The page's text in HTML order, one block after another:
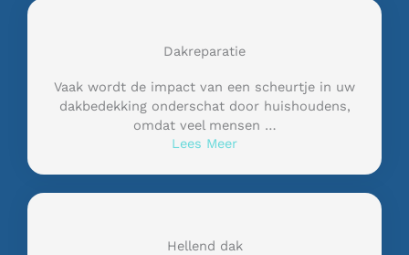
Dakreparatie
Vaak wordt de impact van een scheurtje in uw
dakbedekking onderschat door huishoudens,
omdat veel mensen …
Lees Meer
Hellend dak